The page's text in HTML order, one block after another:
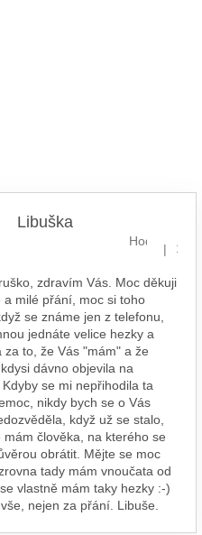
Libuška
Hodnocení
|
zdravím Vás. Moc děkuji
a milé přání, moc si toho
se známe jen z telefonu,
jednáte velice hezky a
za to, že Vás "mám" a že
dávno objevila na
se mi nepřihodila ta
nikdy bych se o Vás
když už se stalo,
mám člověka, na kterého se
obrátit. Mějte se moc
tady mám vnoučata od
vlastně mám taky hezky :-)
nejen za přání. Libuše.